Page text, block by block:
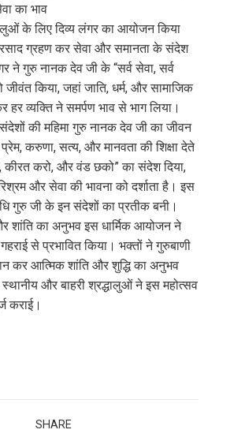
का भाव
के लिए दिव्य लंगर का आयोजन किया
ग्रहण कर सेवा और समानता के संदेश
ने गुरु नानक देव जी के “सर्व सेवा, सर्व
किया, जहां जाति, धर्म, और सामाजिक
व्यक्ति ने समर्पण भाव से भाग लिया।
की महिमा गुरु नानक देव जी का जीवन
करुणा, सत्य, और मानवता की शिक्षा देते
कीरत करो, और वंड छको” का संदेश दिया,
और सेवा की भावना को दर्शाता है। इस
गुरु जी के इन संदेशों का प्रतीक बनी।
शांति का अनुभव इस धार्मिक आयोजन ने
से प्रभावित किया। भक्तों ने गुरुबाणी
कर आत्मिक शांति और शुद्धि का अनुभव
और बाहरी श्रद्धालुओं ने इस महोत्सव
कराई।
SHARE